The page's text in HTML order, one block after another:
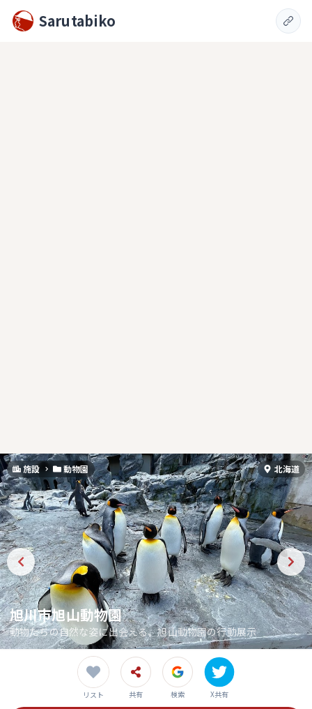
Sarutabiko
施設 動物園 北海道
旭川市旭山動物園
動物たちの自然な姿に出会える、旭山動物園の行動展示
リスト 共有 検索 X共有